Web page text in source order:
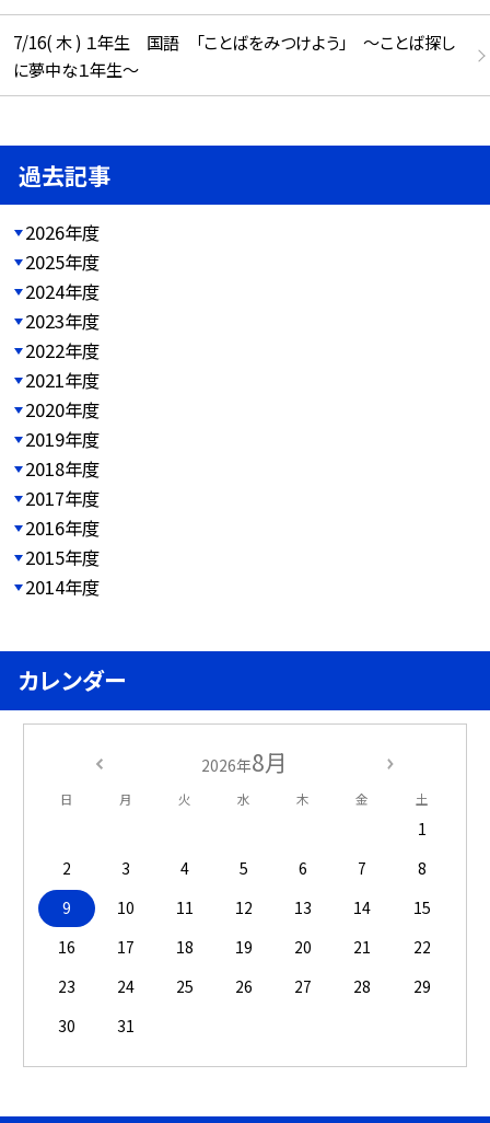
7/16( 木 ) １年生 国語 「ことばをみつけよう」 ～ことば探し
に夢中な１年生～
過去記事
2026年度
2025年度
2024年度
2023年度
2022年度
2021年度
2020年度
2019年度
2018年度
2017年度
2016年度
2015年度
2014年度
カレンダー
2026年8月
日 月 火 水 木 金 土
1
2
3 4 5 6 7
8
9
10 11 12 13 14
15
16
17 18 19 20 21
22
23
24 25 26 27 28
29
30
31